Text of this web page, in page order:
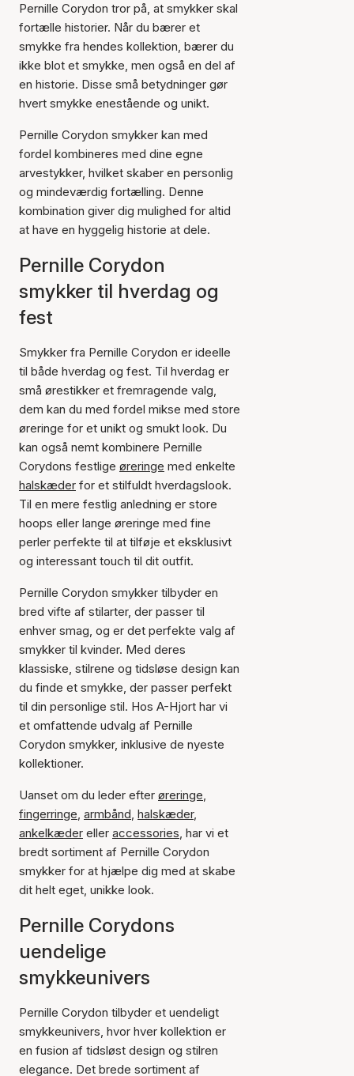
Pernille Corydon tror på, at smykker skal
fortælle historier. Når du bærer et
smykke fra hendes kollektion, bærer du
ikke blot et smykke, men også en del af
en historie. Disse små betydninger gør
hvert smykke enestående og unikt.
Pernille Corydon smykker kan med
fordel kombineres med dine egne
arvestykker, hvilket skaber en personlig
og mindeværdig fortælling. Denne
kombination giver dig mulighed for altid
at have en hyggelig historie at dele.
Pernille Corydon
smykker til hverdag og
fest
Smykker fra Pernille Corydon er ideelle
til både hverdag og fest. Til hverdag er
små ørestikker et fremragende valg,
dem kan du med fordel mikse med store
øreringe for et unikt og smukt look. Du
kan også nemt kombinere Pernille
Corydons festlige øreringe med enkelte
halskæder for et stilfuldt hverdagslook.
Til en mere festlig anledning er store
hoops eller lange øreringe med fine
perler perfekte til at tilføje et eksklusivt
og interessant touch til dit outfit.
Pernille Corydon smykker tilbyder en
bred vifte af stilarter, der passer til
enhver smag, og er det perfekte valg af
smykker til kvinder. Med deres
klassiske, stilrene og tidsløse design kan
du finde et smykke, der passer perfekt
til din personlige stil. Hos A-Hjort har vi
et omfattende udvalg af Pernille
Corydon smykker, inklusive de nyeste
kollektioner.
Uanset om du leder efter øreringe,
fingerringe, armbånd, halskæder,
ankelkæder eller accessories, har vi et
bredt sortiment af Pernille Corydon
smykker for at hjælpe dig med at skabe
dit helt eget, unikke look.
Pernille Corydons
uendelige
smykkeunivers
Pernille Corydon tilbyder et uendeligt
smykkeunivers, hvor hver kollektion er
en fusion af tidsløst design og stilren
elegance. Det brede sortiment af